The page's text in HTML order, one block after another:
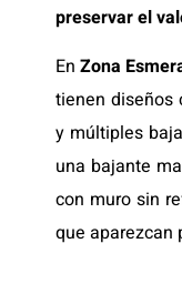
preservar el
EnZona
tienen diseños
y múltiples
una bajante
con muro sin
que aparezcan